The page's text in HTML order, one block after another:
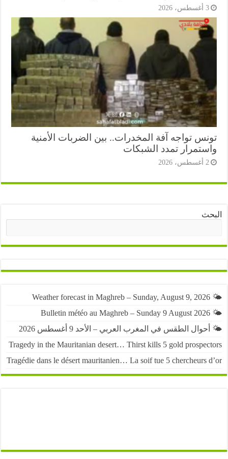
تواجه آفة المخدرات.. بين الضربات الأمنية
تمدد الشبكات
الطقس في المغرب العربي – الأحد 9 أغسطس 2026
Tragedy in the Mauritanian desert… Thirst kills 5 gold
Tragédie dans le désert mauritanien… La soif tue 5 chercheurs